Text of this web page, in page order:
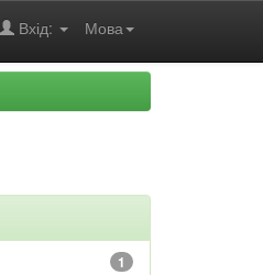
Мова
Вхід:
1